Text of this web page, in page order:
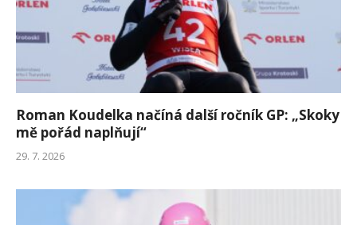
Roman Koudelka načíná další ročník GP: „Skoky
mě pořád naplňují“
29. 7. 2026